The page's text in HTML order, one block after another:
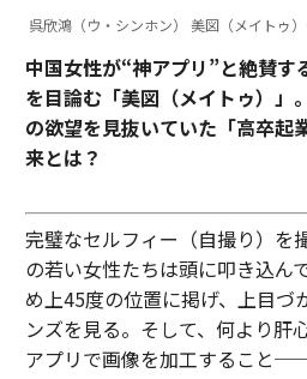
呉欣鴻（ウ・シンホン） 美図（メイトゥ）
中国女性が“神アプリ”と絶賛す
を目論む「美図（メイトゥ）」
の欲望を見抜いていた「高卒起
来とは？
完璧なセルフィー（自撮り）を
の若い女性たちは頭に叩き込ん
め上45度の位置に掲げ、上目づ
ンズを見る。そして、何より肝
アプリで画像を加工すること──